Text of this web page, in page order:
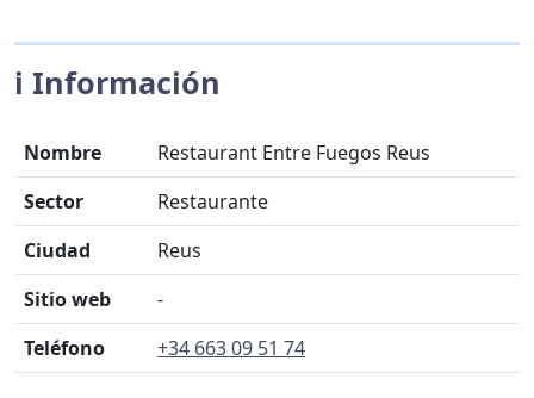
ℹ️ Información
Nombre
Restaurant Entre Fuegos Reus
Sector
Restaurante
Ciudad
Reus
Sitio web
-
Teléfono
+34 663 09 51 74